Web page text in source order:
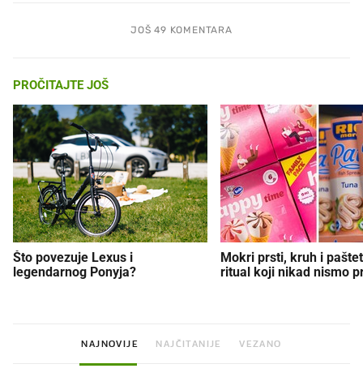
JOŠ 49 KOMENTARA
PROČITAJTE JOŠ
Što povezuje Lexus i
legendarnog Ponyja?
Mokri prsti, kruh i
ritual koji nikad nismo
NAJNOVIJE NAJČITANIJE VEZANO